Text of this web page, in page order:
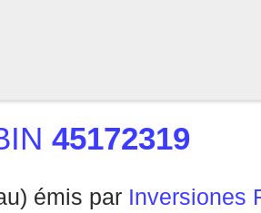
45172319
émis par Inversiones